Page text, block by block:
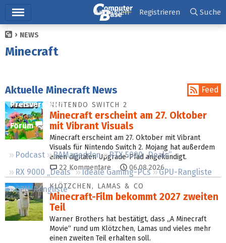
Ticker
Downloads
Preisvergleich
Forum
Podcast RAMageddon
RTX 5000 „Deals“
RX 9000 „Deals“
Ideale Gaming-PCs
GPU-Rangliste
CPU-Rangliste
Anmelden Registrieren Suche
NEWS
Minecraft
Aktuelle Minecraft News Feed
NINTENDO SWITCH 2
Minecraft erscheint am 27. Oktober
mit Vibrant Visuals
Minecraft erscheint am 27. Oktober mit Vibrant
Visuals für Nintendo Switch 2. Mojang hat außerdem
einen digitalen Upgrade-Pfad angekündigt.
22 Kommentare 06.08.2026
KLÖTZCHEN, LAMAS & CO
Minecraft-Film bekommt 2027 zweiten
Teil
Warner Brothers hat bestätigt, dass „A Minecraft
Movie“ rund um Klötzchen, Lamas und vieles mehr
einen zweiten Teil erhalten soll.